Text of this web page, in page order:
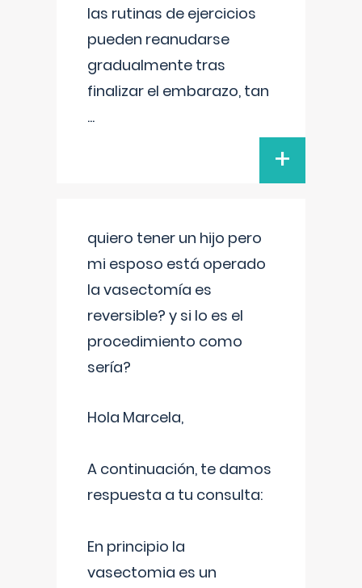
las rutinas de ejercicios
pueden reanudarse
gradualmente tras
finalizar el embarazo, tan
...
+
quiero tener un hijo pero
mi esposo está operado
la vasectomía es
reversible? y si lo es el
procedimiento como
sería?
Hola Marcela,
A continuación, te damos
respuesta a tu consulta:
En principio la
vasectomia es un